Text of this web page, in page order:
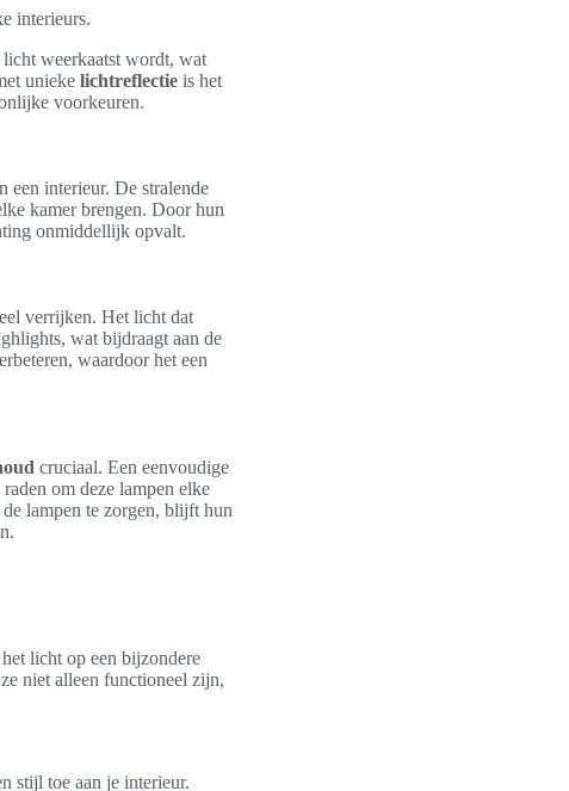
interieurs.
weerkaatst wordt, wat
unieke lichtreflectie is het
voorkeuren.
een interieur. De stralende
kamer brengen. Door hun
onmiddellijk opvalt.
verrijken. Het licht dat
wat bijdraagt aan de
waardoor het een
cruciaal. Een eenvoudige
om deze lampen elke
lampen te zorgen, blijft hun
licht op een bijzondere
niet alleen functioneel zijn,
stijl toe aan je interieur.